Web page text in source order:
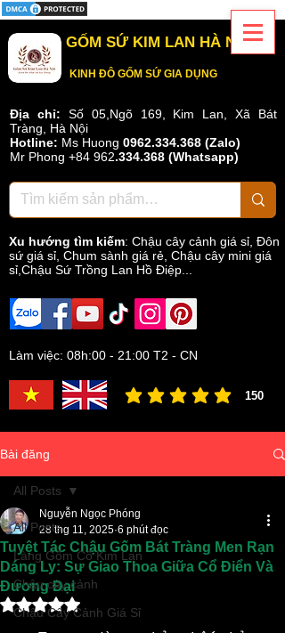
GỐM SỨ KIM LAN HÀ NỘI
KINH ĐÔ GỐM SỨ GIA DỤNG
Địa chỉ: Số 05,Ngõ 169, Kim Lan, Xã Bát
Tràng, Hà Nội
Hotline: Ms Huong 0962.334.368 (Zalo)
Mr Phong +84 962.334.368 (Whatsapp)
Xu hướng tìm kiếm: Chậu cây cảnh giá sỉ Đôn
sứ giá sỉ Chum sành giá rẻ Chậu cây mini giá
sỉ,Chậu Sứ Trồng Lan Hồ Điệp...
Làm việc: 08h:00 - 21:00 T2 - CN
150
đánh giá trung bình là 3 /5,
Bài đăng
All Posts
Làng Gốm Cổ Kim Lan
Chậu cây cảnh
Chậu Cây Cảnh Giá Sỉ
All Posts
Tuyệt Tác Chậu Gốm Bát Tràng Men Rạn
Dáng Ly: Sự Giao Thoa Giữa Cổ Điển Và
Đương Đại
Nguyễn Ngọc Phóng
28 thg 11, 2025 6 phút đọc
Đã xếp hạng NaN/5 sao.